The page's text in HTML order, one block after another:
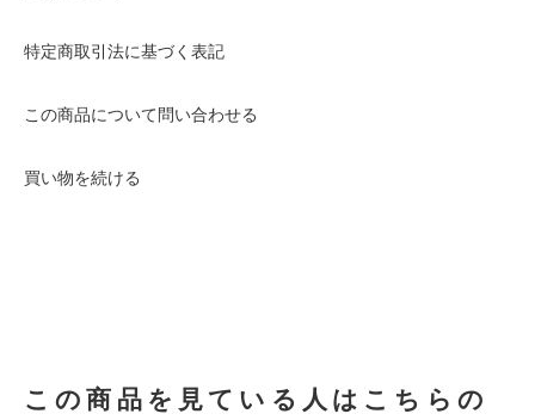
特定商取引法に基づく表記
この商品について問い合わせる
買い物を続ける
この商品を見ている人はこちらの